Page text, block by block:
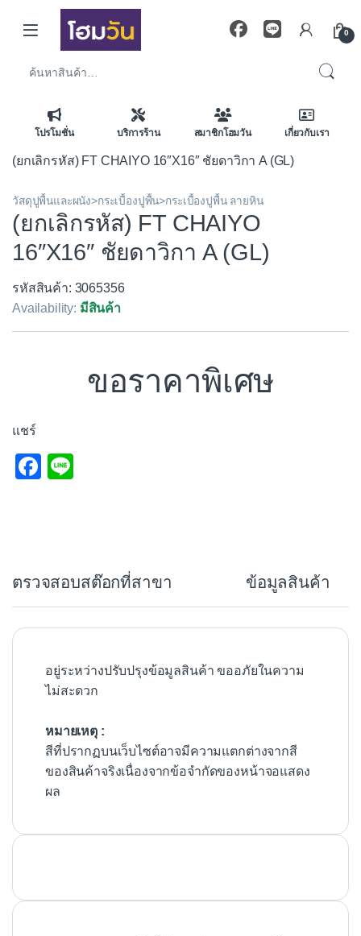
Skip to navigation
Skip to content
0
โปรโมชั่น บริการร้าน สมาชิกโฮมวัน เกี่ยวกับเรา
(ยกเลิกรหัส) FT CHAIYO 16″X16″ ชัยดาวิกา A (GL)
วัสดุปูพื้นและผนัง>กระเบื้องปูพื้น>กระเบื้องปูพื้น ลายหิน
(ยกเลิกรหัส) FT CHAIYO
16″X16″ ชัยดาวิกา A (GL)
รหัสสินค้า: 3065356
Availability: มีสินค้า
ขอราคาพิเศษ
แชร์
F
o
o
ตรวจสอบสต๊อกที่สาขา ข้อมูลสินค้า
อยู่ระหว่างปรับปรุงข้อมูลสินค้า ขออภัยในความ
ไม่สะดวก
หมายเหตุ :
สีที่ปรากฏบนเว็บไซต์อาจมีความแตกต่างจากสี
ของสินค้าจริงเนื่องจากข้อจำกัดของหน้าจอแสดง
ผล